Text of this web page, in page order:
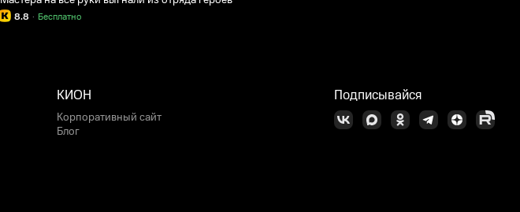
8.8 Бесплатно
·
КИОН
Корпоративный сайт
Блог
Подписывайся